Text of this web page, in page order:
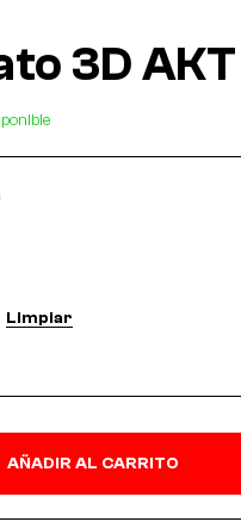
3D AKT
Limpiar
AÑADIR AL CARRITO